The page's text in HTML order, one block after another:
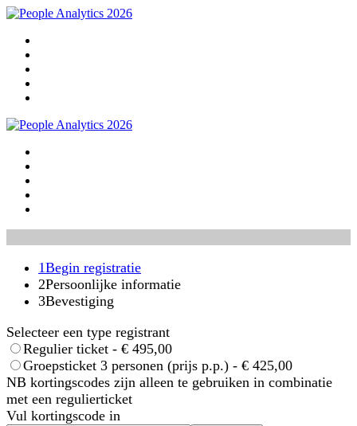
1Begin registratie
2Persoonlijke informatie
3Bevestiging
Selecteer een type registrant
Regulier ticket - € 495,00
Groepsticket 3 personen (prijs p.p.) - € 425,00
NB kortingscodes zijn alleen te gebruiken in combinatie
met een regulierticket
Vul kortingscode in